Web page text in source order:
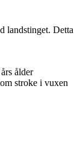
landstinget. Detta
ålder
stroke i vuxen